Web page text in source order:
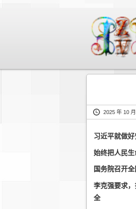
2025 年 10
习近平就做
始终把人民
国务院召开
李克强要求
全